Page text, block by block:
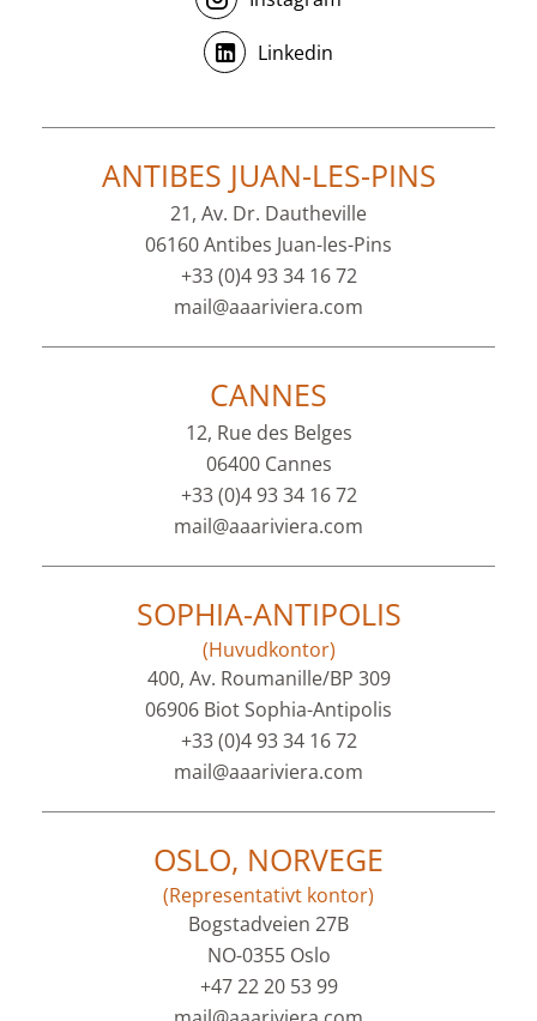
Linkedin
ANTIBES JUAN-LES-PINS
21, Av. Dr. Dautheville
06160 Antibes Juan-les-Pins
+33 (0)4 93 34 16 72
mail@aaariviera.com
CANNES
12, Rue des Belges
06400 Cannes
+33 (0)4 93 34 16 72
mail@aaariviera.com
SOPHIA-ANTIPOLIS
(Huvudkontor)
400, Av. Roumanille/BP 309
06906 Biot Sophia-Antipolis
+33 (0)4 93 34 16 72
mail@aaariviera.com
OSLO, NORVEGE
(Representativt kontor)
Bogstadveien 27B
NO-0355 Oslo
+47 22 20 53 99